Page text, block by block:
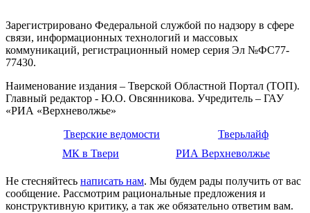
Зарегистрировано Федеральной службой по надзору в сфере
связи, информационных технологий и массовых
коммуникаций, регистрационный номер серия Эл №ФС77-
77430.
Наименование издания – Тверской Областной Портал (ТОП).
Главный редактор - Ю.О. Овсянникова. Учредитель – ГАУ
«РИА «Верхневолжье»
Тверские ведомости
Тверьлайф
МК в Твери
РИА Верхневолжье
Не стесняйтесь написать нам. Мы будем рады получить от вас
сообщение. Рассмотрим рациональные предложения и
конструктивную критику, а так же обязательно ответим вам.